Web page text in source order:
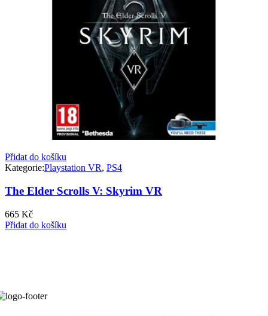
Přidat do košíku
Kategorie:Playstation VR, PS4
The Elder Scrolls V: Skyrim VR
665 Kč
Přidat do košíku